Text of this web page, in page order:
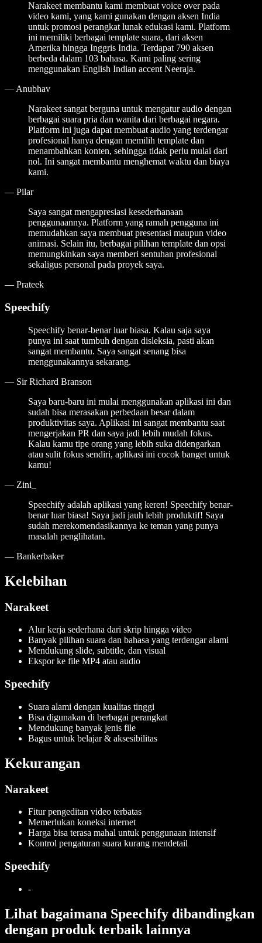
Narakeet membantu kami membuat voice over pada
video kami, yang kami gunakan dengan aksen India
untuk promosi perangkat lunak edukasi kami. Platform
ini memiliki berbagai template suara, dari aksen
Amerika hingga Inggris India. Terdapat 790 aksen
berbeda dalam 103 bahasa. Kami paling sering
menggunakan English Indian accent Neeraja.
— Anubhav
Narakeet sangat berguna untuk mengatur audio dengan
berbagai suara pria dan wanita dari berbagai negara.
Platform ini juga dapat membuat audio yang terdengar
profesional hanya dengan memilih template dan
menambahkan konten, sehingga tidak perlu mulai dari
nol. Ini sangat membantu menghemat waktu dan biaya
kami.
— Pilar
Saya sangat mengapresiasi kesederhanaan
penggunaannya. Platform yang ramah pengguna ini
memudahkan saya membuat presentasi maupun video
animasi. Selain itu, berbagai pilihan template dan opsi
memungkinkan saya memberi sentuhan profesional
sekaligus personal pada proyek saya.
— Prateek
Speechify
Speechify benar-benar luar biasa. Kalau saja saya
punya ini saat tumbuh dengan disleksia, pasti akan
sangat membantu. Saya sangat senang bisa
menggunakannya sekarang.
— Sir Richard Branson
Saya baru-baru ini mulai menggunakan aplikasi ini dan
sudah bisa merasakan perbedaan besar dalam
produktivitas saya. Aplikasi ini sangat membantu saat
mengerjakan PR dan saya jadi lebih mudah fokus.
Kalau kamu tipe orang yang lebih suka didengarkan
atau sulit fokus sendiri, aplikasi ini cocok banget untuk
kamu!
— Zini_
Speechify adalah aplikasi yang keren! Speechify benar-
benar luar biasa! Saya jadi jauh lebih produktif! Saya
sudah merekomendasikannya ke teman yang punya
masalah penglihatan.
— Bankerbaker
Kelebihan
Narakeet
Alur kerja sederhana dari skrip hingga video
Banyak pilihan suara dan bahasa yang terdengar alami
Mendukung slide, subtitle, dan visual
Ekspor ke file MP4 atau audio
Speechify
Suara alami dengan kualitas tinggi
Bisa digunakan di berbagai perangkat
Mendukung banyak jenis file
Bagus untuk belajar & aksesibilitas
Kekurangan
Narakeet
Fitur pengeditan video terbatas
Memerlukan koneksi internet
Harga bisa terasa mahal untuk penggunaan intensif
Kontrol pengaturan suara kurang mendetail
Speechify
-
Lihat bagaimana Speechify dibandingkan
dengan produk terbaik lainnya